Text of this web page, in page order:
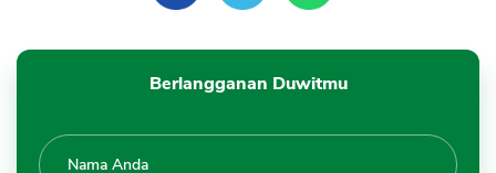
Berlangganan Duwitmu